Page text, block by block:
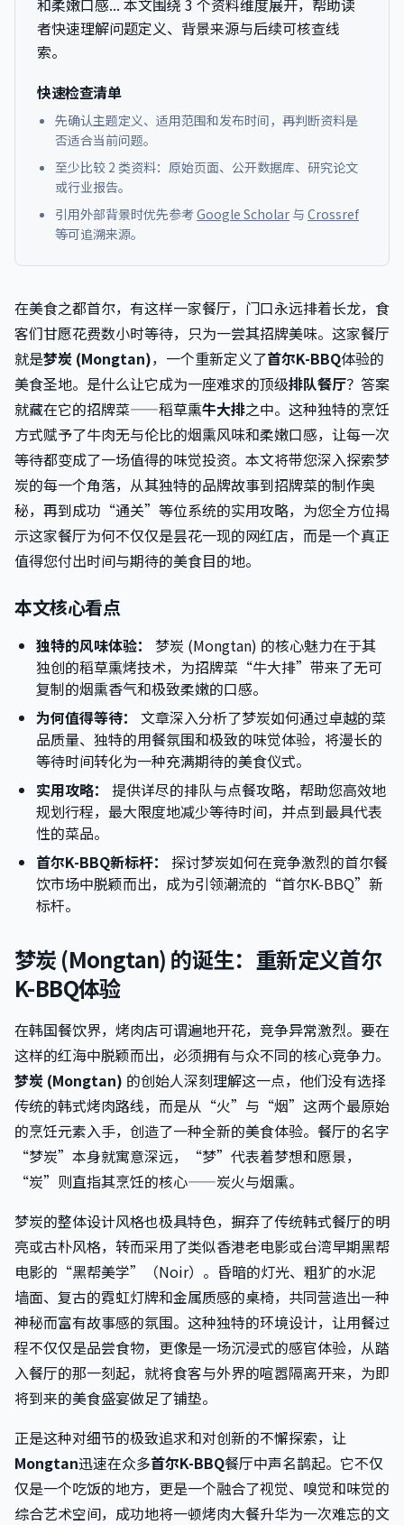
和柔嫩口感... 本文围绕 3 个资料维度展开，帮助读
者快速理解问题定义、背景来源与后续可核查线
索。
快速检查清单
先确认主题定义、适用范围和发布时间，再判断资料是
否适合当前问题。
至少比较 2 类资料：原始页面、公开数据库、研究论文
或行业报告。
引用外部背景时优先参考Google Scholar 与 Crossref
等可追溯来源。
在美食之都首尔，有这样一家餐厅，门口永远排着长龙，食
客们甘愿花费数小时等待，只为一尝其招牌美味。这家餐厅
就是梦炭 (Mongtan)，一个重新定义了首尔K-BBQ体验的
美食圣地。是什么让它成为一座难求的顶级排队餐厅？答案
就藏在它的招牌菜——稻草熏牛大排之中。这种独特的烹饪
方式赋予了牛肉无与伦比的烟熏风味和柔嫩口感，让每一次
等待都变成了一场值得的味觉投资。本文将带您深入探索梦
炭的每一个角落，从其独特的品牌故事到招牌菜的制作奥
秘，再到成功“通关”等位系统的实用攻略，为您全方位揭
示这家餐厅为何不仅仅是昙花一现的网红店，而是一个真正
值得您付出时间与期待的美食目的地。
本文核心看点
独特的风味体验：
梦炭 (Mongtan) 的核心魅力在于其
独创的稻草熏烤技术，为招牌菜“牛大排”带来了无可
复制的烟熏香气和极致柔嫩的口感。
为何值得等待：
文章深入分析了梦炭如何通过卓越的菜
品质量、独特的用餐氛围和极致的味觉体验，将漫长的
等待时间转化为一种充满期待的美食仪式。
实用攻略：
提供详尽的排队与点餐攻略，帮助您高效地
规划行程，最大限度地减少等待时间，并点到最具代表
性的菜品。
首尔K-BBQ新标杆：
探讨梦炭如何在竞争激烈的首尔餐
饮市场中脱颖而出，成为引领潮流的“首尔K-BBQ”新
标杆。
梦炭 (Mongtan) 的诞生：重新定义首尔
K-BBQ体验
在韩国餐饮界，烤肉店可谓遍地开花，竞争异常激烈。要在
这样的红海中脱颖而出，必须拥有与众不同的核心竞争力。
梦炭 (Mongtan) 的创始人深刻理解这一点，他们没有选择
传统的韩式烤肉路线，而是从“火”与“烟”这两个最原始
的烹饪元素入手，创造了一种全新的美食体验。餐厅的名字
“梦炭”本身就寓意深远，“梦”代表着梦想和愿景，
“炭”则直指其烹饪的核心——炭火与烟熏。
梦炭的整体设计风格也极具特色，摒弃了传统韩式餐厅的明
亮或古朴风格，转而采用了类似香港老电影或台湾早期黑帮
电影的“黑帮美学”（Noir）。昏暗的灯光、粗犷的水泥
墙面、复古的霓虹灯牌和金属质感的桌椅，共同营造出一种
神秘而富有故事感的氛围。这种独特的环境设计，让用餐过
程不仅仅是品尝食物，更像是一场沉浸式的感官体验，从踏
入餐厅的那一刻起，就将食客与外界的喧嚣隔离开来，为即
将到来的美食盛宴做足了铺垫。
正是这种对细节的极致追求和对创新的不懈探索，让
Mongtan迅速在众多首尔K-BBQ餐厅中声名鹊起。它不仅
仅是一个吃饭的地方，更是一个融合了视觉、嗅觉和味觉的
综合艺术空间，成功地将一顿烤肉大餐升华为一次难忘的文